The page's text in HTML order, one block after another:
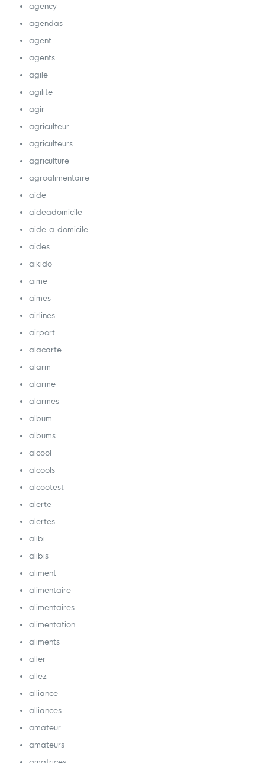
agency
agendas
agent
agents
agile
agilite
agir
agriculteur
agriculteurs
agriculture
agroalimentaire
aide
aideadomicile
aide-a-domicile
aides
aikido
aime
aimes
airlines
airport
alacarte
alarm
alarme
alarmes
album
albums
alcool
alcools
alcootest
alerte
alertes
alibi
alibis
aliment
alimentaire
alimentaires
alimentation
aliments
aller
allez
alliance
alliances
amateur
amateurs